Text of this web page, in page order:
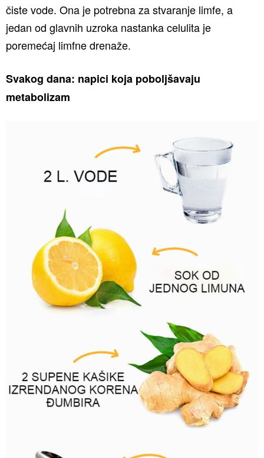
čiste vode. Ona je potrebna za stvaranje limfe, a
jedan od glavnih uzroka nastanka celulita je
poremećaj limfne drenaže.
Svakog dana: napici koja poboljšavaju
metabolizam